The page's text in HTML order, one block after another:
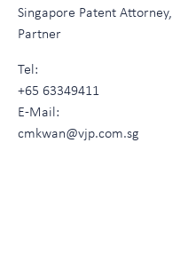
Singapore Patent Attorney,
Partner
Tel:
+65 63349411
E-Mail:
cmkwan@vjp.com.sg